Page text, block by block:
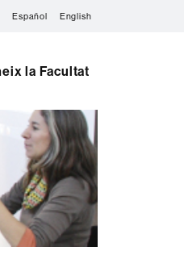
Español English
la Facultat